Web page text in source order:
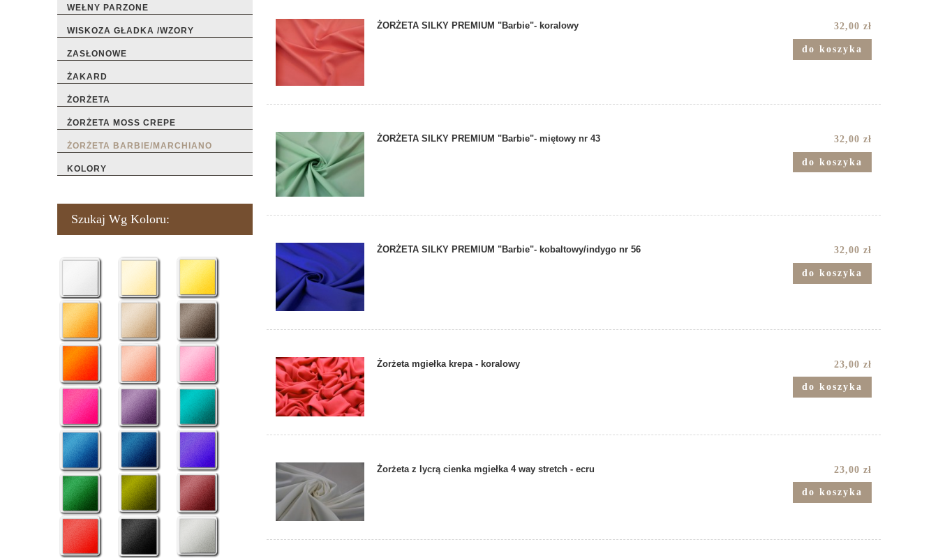
WEŁNY PARZONE
WISKOZA GŁADKA /WZORY
ZASŁONOWE
ŻAKARD
ŻORŻETA
ŻORŻETA MOSS CREPE
ŻORŻETA BARBIE/MARCHIANO
KOLORY
Szukaj Wg Koloru:
ŻORŻETA SILKY PREMIUM "Barbie"- koralowy 32,00 zł
do koszyka
ŻORŻETA SILKY PREMIUM "Barbie"- miętowy nr 43 32,00 zł
do koszyka
ŻORŻETA SILKY PREMIUM "Barbie"- kobaltowy/indygo nr 56 32,00 zł
do koszyka
Żorżeta mgiełka krepa - koralowy 23,00 zł
do koszyka
Żorżeta z lycrą cienka mgiełka 4 way stretch - ecru 23,00 zł
do koszyka